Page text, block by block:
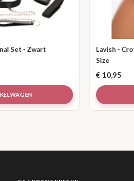
Set - Zwart
Lavish -
Size
€ 10,95